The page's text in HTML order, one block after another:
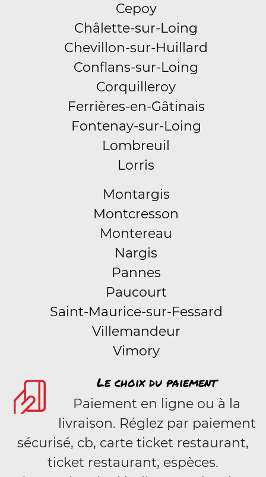
Cepoy
Châlette-sur-Loing
Chevillon-sur-Huillard
Conflans-sur-Loing
Corquilleroy
Ferrières-en-Gâtinais
Fontenay-sur-Loing
Lombreuil
Lorris
Montargis
Montcresson
Montereau
Nargis
Pannes
Paucourt
Saint-Maurice-sur-Fessard
Villemandeur
Vimory
Le choix du paiement
Paiement en ligne ou à la
livraison. Réglez par paiement
sécurisé, cb, carte ticket restaurant,
ticket restaurant, espèces.